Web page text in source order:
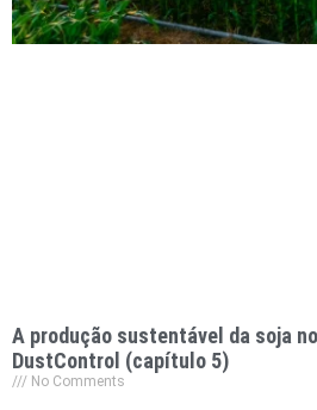
A produção sustentável da soja
DustControl (capítulo 5)
No Comments